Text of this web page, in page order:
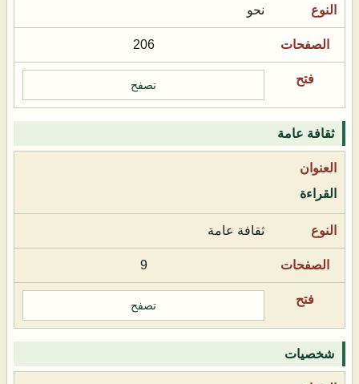
نحو
206
تصفح
ثقافة عامة
القراءة
ثقافة عامة
9
تصفح
شخصيات